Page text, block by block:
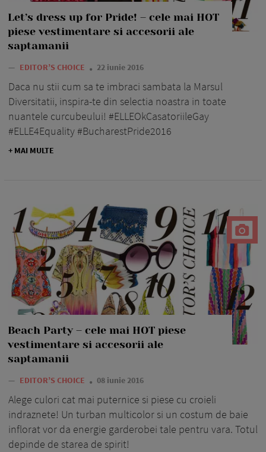
Let’s dress up for Pride! – cele mai HOT
piese vestimentare si accesorii ale
saptamanii
— EDITOR’S CHOICE 22 iunie 2016
Daca nu stii cum sa te imbraci sambata la Marsul
Diversitatii, inspira-te din selectia noastra in toate
nuantele curcubeului! #ELLEOkCasatoriileGay
#ELLE4Equality #BucharestPride2016
+ MAI MULTE
Beach Party – cele mai HOT piese
vestimentare si accesorii ale
saptamanii
— EDITOR’S CHOICE 08 iunie 2016
Alege culori cat mai puternice si piese cu croieli
indraznete! Un turban multicolor si un costum de baie
inflorat vor da energie garderobei tale pentru vara. Totul
depinde de starea de spirit!